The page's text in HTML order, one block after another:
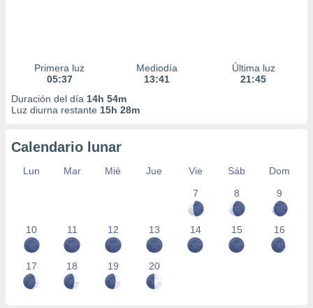
Primera luz
05:37
Mediodía
13:41
Última luz
21:45
Duración del día 14h 54m
Luz diurna restante 15h 28m
Calendario lunar
Lun Mar Mié Jue Vie Sáb
Dom
7
8 9
10 11 12 13 14 15 16
17 18 19 20